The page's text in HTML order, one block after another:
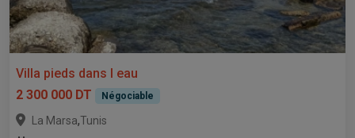
Villa pieds dans l eau
2 300 000 DT
Négociable
La Marsa,Tunis